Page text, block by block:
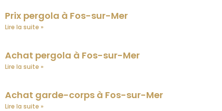
Prix pergola à Fos-sur-Mer
Lire la suite »
Achat pergola à Fos-sur-Mer
Lire la suite »
Achat garde-corps à Fos-sur-Mer
Lire la suite »